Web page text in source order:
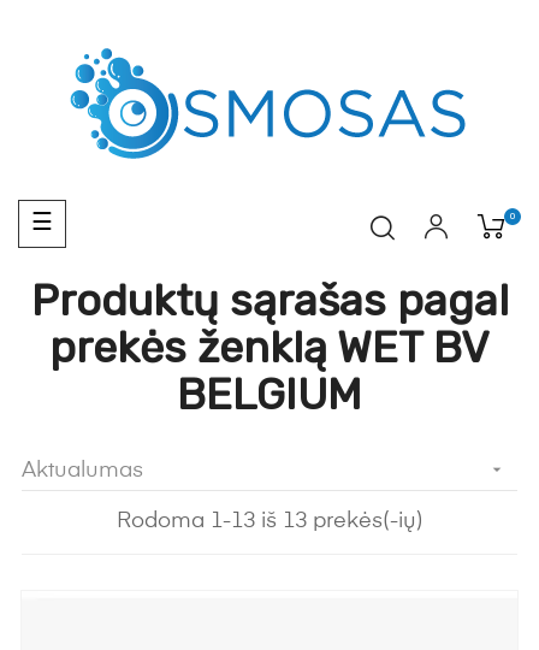
Toggle
navigation
☰ 0
Produktų sąrašas pagal
prekės ženklą WET BV
BELGIUM
Aktualumas 
Rodoma 1-13 iš 13 prekės(-ių)